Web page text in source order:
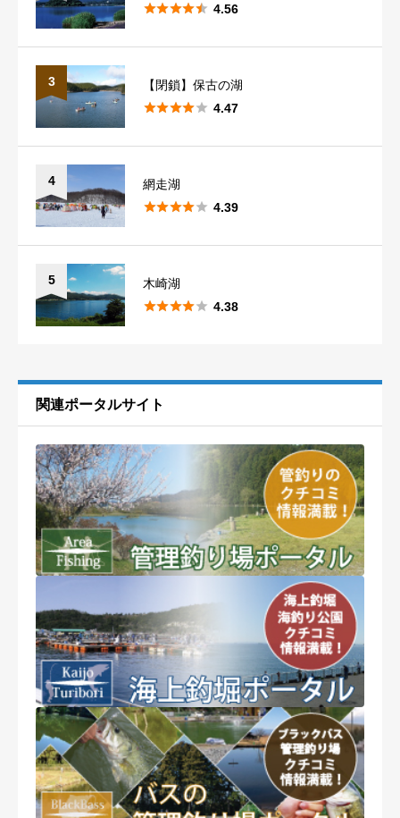
口コミ・釣果情報投稿の注意点
釣り場への口コミ・釣果情報をお気軽にお寄せ下さい。
控えください。
※内容によって掲載できかねる場合や削除する可能性がございま
すことを予めご了承ください。
 4.56
3
【閉鎖】保古の湖
 4.47
4
網走湖
 4.39
5
木崎湖
 4.38
関連ポータルサイト